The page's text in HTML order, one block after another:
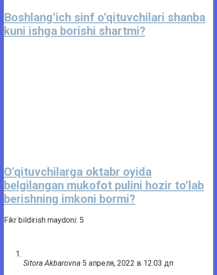
Boshlang‘ich sinf o‘qituvchilari shanba
kuni ishga borishi shartmi?
O‘qituvchilarga oktabr oyida
belgilangan mukofot pulini hozir to‘lab
berishning imkoni bormi?
Fikr bildirish maydoni: 5
Sitora Akbarovna 5 апреля, 2022 в 12:03 дп